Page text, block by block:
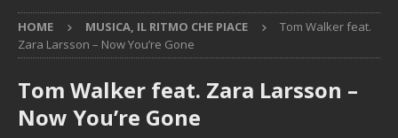
HOME MUSICA, IL RITMO CHE PIACE
Tom Walker feat.
Zara Larsson – Now You’re Gone
Tom Walker feat. Zara Larsson –
Now You’re Gone